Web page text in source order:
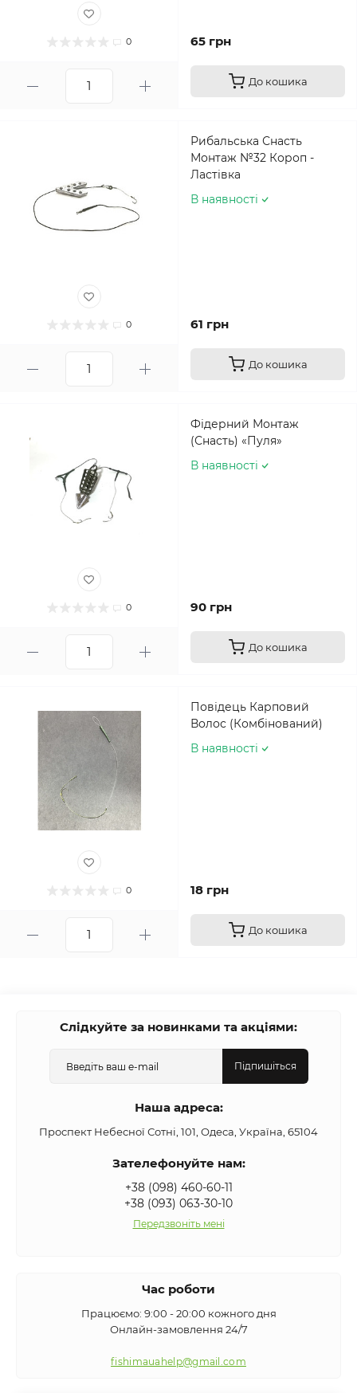
0 65 грн
До кошика
0
Рибальська Снасть
Монтаж №32 Короп -
Ластівка
В наявності
61 грн
До кошика
0
Фідерний Монтаж
(Снасть) «Пуля»
В наявності
90 грн
До кошика
0
Повідець Карповий
Волос (Комбінований)
В наявності
18 грн
До кошика
Слідкуйте за новинками та акціями:
Підпишіться
Наша адреса:
Проспект Небесної Сотні, 101, Одеса, Україна, 65104
Зателефонуйте нам:
+38 (098) 460-60-11
+38 (093) 063-30-10
Передзвоніть мені
Час роботи
Працюємо: 9:00 - 20:00 кожного дня
Онлайн-замовлення 24/7
fishimauahelp@gmail.com